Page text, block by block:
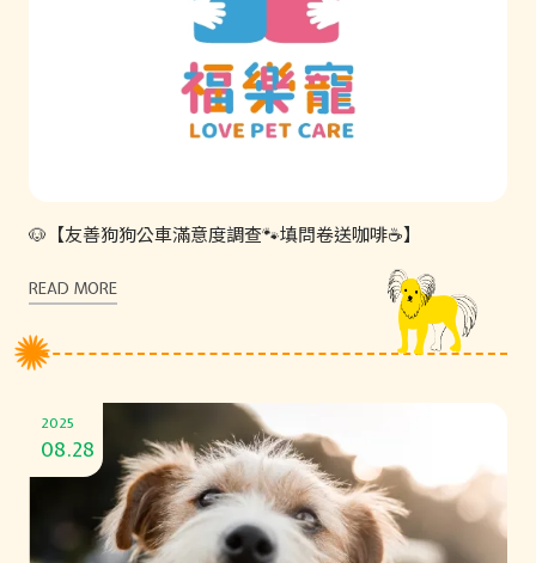
🐶【友善狗狗公車滿意度調查🐾填問卷送咖啡☕】
READ MORE
2025
08.28